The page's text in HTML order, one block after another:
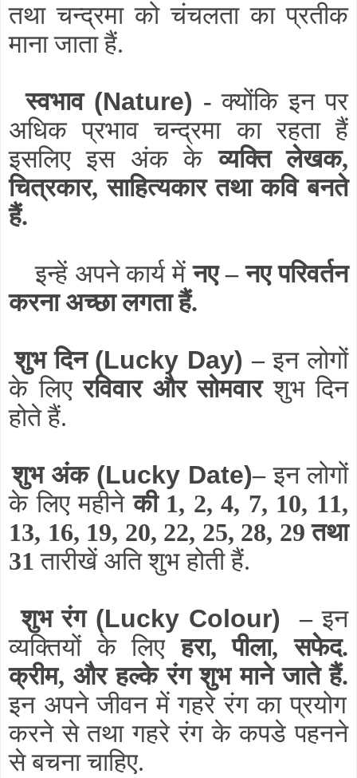
तथा चन्द्रमा को चंचलता का प्रतीक
माना जाता हैं.
स्वभाव (Nature) - क्योंकि इन पर
अधिक प्रभाव चन्द्रमा का रहता हैं
इसलिए इस अंक केव्यक्ति लेखक,
चित्रकार, साहित्यकार तथा कवि बनते
हैं.
इन्हें अपने कार्य मेंनए – नए परिवर्तन
करना अच्छा लगता हैं.
शुभ दिन (Lucky Day) –इन लोगों
के लिएरविवार और सोमवारशुभ दिन
होते हैं.
शुभ अंक (Lucky Date)–इन लोगों
के लिए महीनेकी 1, 2, 4, 7, 10, 11,
13, 16, 19, 20, 22, 25, 28, 29 तथा
31 तारीखें अति शुभ होती हैं.
शुभ रंग (Lucky Colour) –इन
व्यक्तियोंके लिएहरा, पीला, सफेद.
क्रीम, और हल्के रंग शुभ माने जाते हैं.
इन अपने जीवन में गहरे रंग का प्रयोग
करने से तथा गहरे रंग के कपडे पहनने
से बचना चाहिए.